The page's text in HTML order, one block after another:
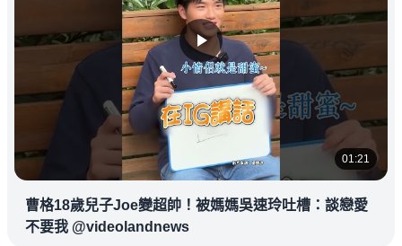
01:21
曹格18歲兒子Joe變超帥！被媽媽吳速玲吐槽：談戀愛
不要我 @videolandnews